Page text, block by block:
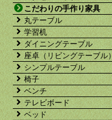
こだわりの手作り家具
丸テーブル
学習机
ダイニングテーブル
座卓（リビングテーブル）
シンプルテーブル
椅子
ベンチ
テレビボード
ベッド